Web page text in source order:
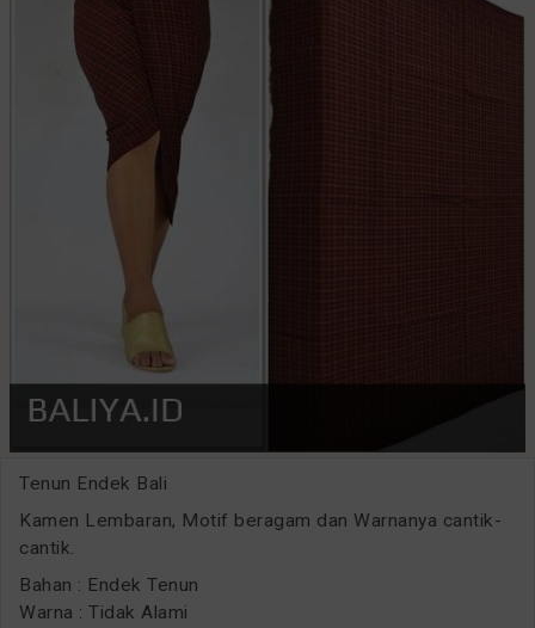
Tenun Endek Bali
Kamen Lembaran, Motif beragam dan Warnanya cantik-
cantik.
Bahan : Endek Tenun
Warna : Tidak Alami